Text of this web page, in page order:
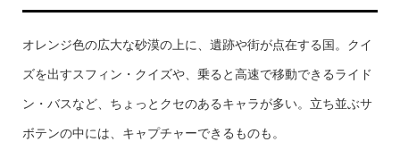
オレンジ色の広大な砂漠の上に、遺跡や街が点在する国。クイ
ズを出すスフィン・クイズや、乗ると高速で移動できるライド
ン・バスなど、ちょっとクセのあるキャラが多い。立ち並ぶサ
ボテンの中には、キャプチャーできるものも。